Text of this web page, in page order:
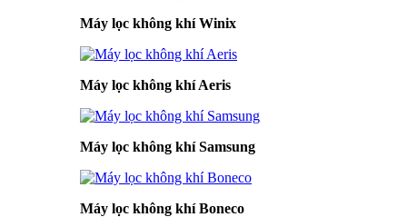
Máy lọc không khí Winix
Máy lọc không khí Aeris
Máy lọc không khí Samsung
Máy lọc không khí Boneco